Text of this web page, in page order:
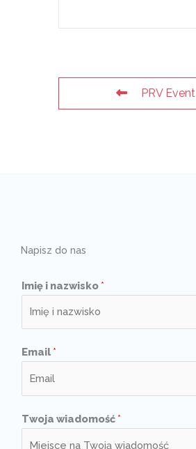
PRV Event
Napisz do nas
Imię i nazwisko *
Email *
Twoja wiadomość *